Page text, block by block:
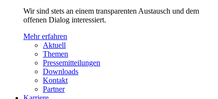
Wir sind stets an einem transparenten Austausch und dem
offenen Dialog interessiert.
Mehr erfahren
Aktuell
Themen
Pressemitteilungen
Downloads
Kontakt
Partner